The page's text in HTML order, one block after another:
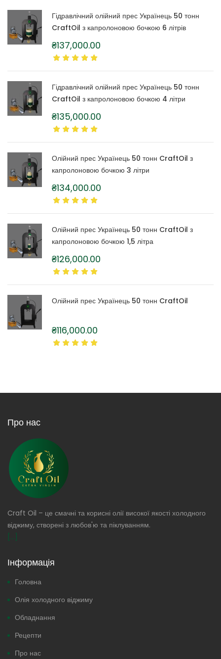
Гідравлічний олійний прес Українець 50 тонн
CraftOil з капролоновою бочкою 6 літрів
₴137,000.00
Гідравлічний олійний прес Українець 50 тонн
CraftOil з капролоновою бочкою 4 літри
₴135,000.00
Олійний прес Українець 50 тонн CraftOil з
капролоновою бочкою 3 літри
₴134,000.00
Олійний прес Українець 50 тонн CraftOil з
капролоновою бочкою 1,5 літра
₴126,000.00
Олійний прес Українець 50 тонн CraftOil
₴116,000.00
Про нас
Craft Oil – це смачні та корисні олії високої якості холодного
віджиму, створені з любов'ю та піклуванням.
[...]
Інформація
Головна
Олія холодного віджиму
Обладнання
Рецепти
Про нас